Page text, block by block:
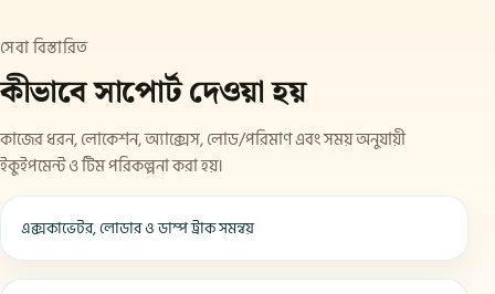
সেবা বিস্তারিত
কীভাবে সাপোর্ট দেওয়া হয়
কাজের ধরন, লোকেশন, অ্যাক্সেস, লোড/পরিমাণ এবং সময় অনুযায়ী
ইকুইপমেন্ট ও টিম পরিকল্পনা করা হয়।
এক্সকাভেটর, লোডার ও ডাম্প ট্রাক সমন্বয়